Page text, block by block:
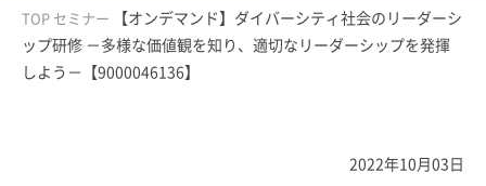
TOP セミナー
【オンデマンド】ダイバーシティ社会のリーダーシ
ップ研修 －多様な価値観を知り、適切なリーダーシップを発揮
しよう－【9000046136】
2022年10月03日